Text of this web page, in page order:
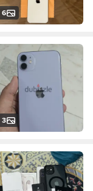
6
3